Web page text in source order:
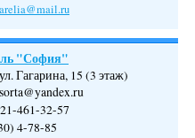
"София"
Гагарина, 15 (3 этаж)
461-32-57
4-78-85